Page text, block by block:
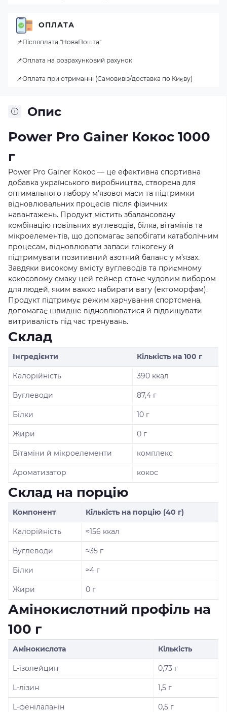
Опис
Power Pro Gainer Кокос 1000
г
Power Pro Gainer Кокос — це ефективна спортивна
добавка українського виробництва, створена для
оптимального набору м’язової маси та підтримки
відновлювальних процесів після фізичних
навантажень. Продукт містить збалансовану
комбінацію повільних вуглеводів, білка, вітамінів та
мікроелементів, що допомагає запобігати катаболічним
процесам, відновлювати запаси глікогену й
підтримувати позитивний азотний баланс у м’язах.
Завдяки високому вмісту вуглеводів та приємному
кокосовому смаку цей гейнер стане чудовим вибором
для людей, яким важко набирати вагу (ектоморфам).
Продукт підтримує режим харчування спортсмена,
допомагає швидше відновлюватися й підвищувати
витривалість під час тренувань.
Склад
Інгредієнти Кількість на 100 г
Калорійність 390 ккал
Вуглеводи 87,4 г
Білки 10 г
Жири 0 г
Вітаміни й мікроелементи комплекс
Ароматизатор кокос
Склад на порцію
Компонент Кількість на порцію (40 г)
Калорійність ≈156 ккал
Вуглеводи ≈35 г
Білки ≈4 г
Жири 0 г
Амінокислотний профіль на
100 г
Амінокислота Кількість
L-ізолейцин 0,73 г
L-лізин 1,5 г
L-фенілаланін 0,5 г
ОПЛАТА
📌Післяплата "НоваПошта"
📌Оплата на розрахунковий рахунок
📌Оплата при отриманні (Самовивіз/доставка по Києву)